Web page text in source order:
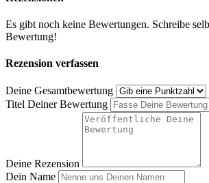
Es gibt noch keine Bewertungen. Schreibe
Bewertung!
Rezension verfassen
Deine Gesamtbewertung
Titel Deiner Bewertung
Deine Rezension
Dein Name